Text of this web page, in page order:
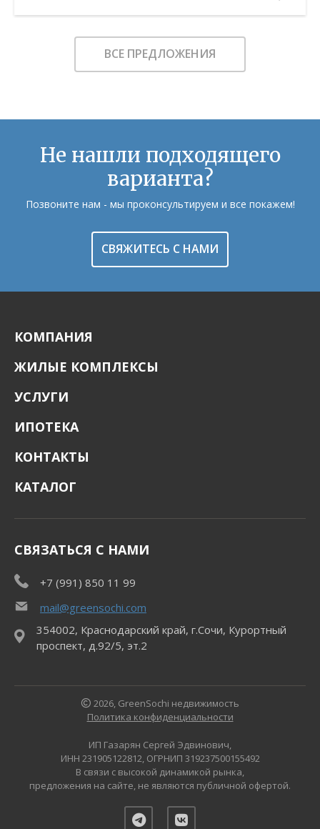
Этаж:
15/21
В ИЗБРАННОЕ
ВСЕ ПРЕДЛОЖЕНИЯ
Не нашли подходящего
варианта?
Позвоните нам - мы проконсультируем и все покажем!
СВЯЖИТЕСЬ С НАМИ
КОМПАНИЯ
ЖИЛЫЕ КОМПЛЕКСЫ
УСЛУГИ
ИПОТЕКА
КОНТАКТЫ
КАТАЛОГ
СВЯЗАТЬСЯ С НАМИ
+7 (991) 850 11 99
mail@greensochi.com
354002, Краснодарский край, г.Сочи, Курортный
проспект, д.92/5, эт.2
2026, GreenSochi недвижимость
Политика конфиденциальности
ИП Газарян Сергей Эдвинович,
ИНН 231905122812, ОГРНИП 319237500155492
В связи с высокой динамикой рынка,
предложения на сайте, не являются публичной офертой.